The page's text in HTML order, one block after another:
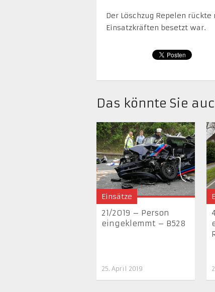
Der Löschzug Repelen
Einsatzkräften besetzt war.
Das könnte Sie
Einsätze
21/2019 – Person
eingeklemmt – B528
25. April 2019